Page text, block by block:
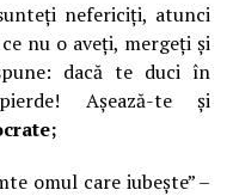
nefericiți, atunci
nu o aveți, mergeți și
dacă te duci în
Așează-te și
omul care iubește” –